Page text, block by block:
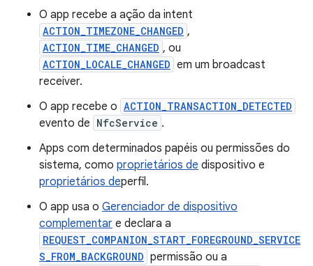
O app recebe a ação da intent
ACTION_TIMEZONE_CHANGED ,
ACTION_TIME_CHANGED , ou
ACTION_LOCALE_CHANGED em um broadcast
receiver.
O app recebe o ACTION_TRANSACTION_DETECTED
evento de NfcService .
Apps com determinados papéis ou permissões do
sistema, como proprietários de dispositivo e
proprietários deperfil.
O app usa o Gerenciador de dispositivo
complementar e declara a
REQUEST_COMPANION_START_FOREGROUND_SERVICE
S_FROM_BACKGROUND permissão ou a